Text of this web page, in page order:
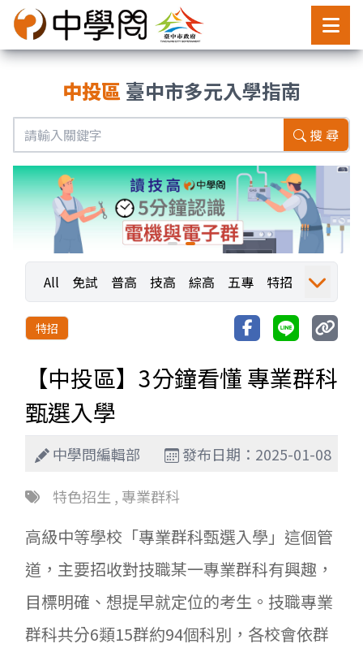
中投區 臺中市多元入學指南
搜 尋
All 免試 普高 技高 綜高 五專
特招
運動
職探成果
特招
【中投區】3分鐘看懂 專業群科
甄選入學
中學問編輯部
發布日期：2025-01-08
特色招生, 專業群科
高級中等學校「專業群科甄選入學」這個管
道，主要招收對技職某一專業群科有興趣，
目標明確、想提早就定位的考生。技職專業
群科共分6類15群約94個科別，各校會依群